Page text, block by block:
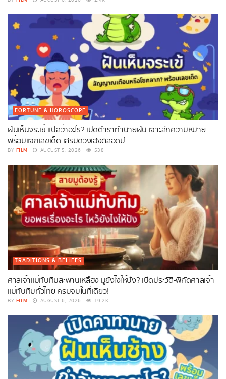
FORTUNE & HOROSCOPE
ฝันเห็นจระเข้ แปลว่าอะไร? เปิดตำราทำนายฝัน เจาะลึกความหมาย
พร้อมแจกเลขเด็ด เสริมดวงเฮงตลอดปี
BY FILM AUGUST 5, 2026 538
TRADITIONS & BELIEFS
ศาลเจ้าแม่ทับทิมสะพานเหลือง มูยังไงให้ปัง? เปิดประวัติ-พิกัดศาลเจ้า
แม่ทับทิมทั่วไทย ครบจบในที่เดียว!
BY FILM AUGUST 6, 2026 19.2K